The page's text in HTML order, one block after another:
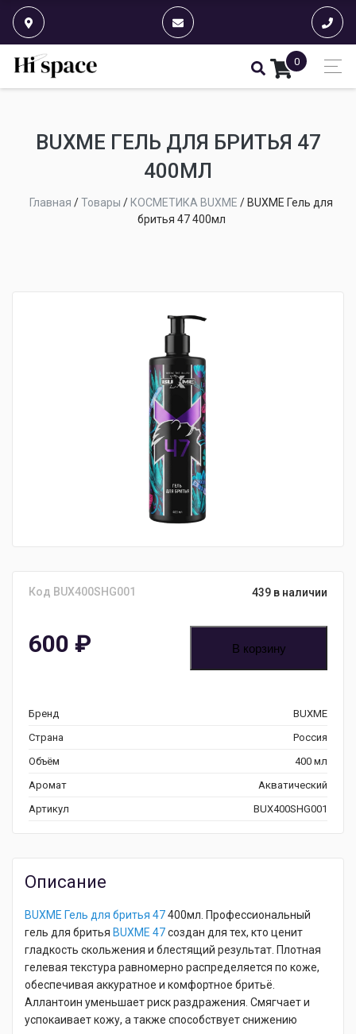
0
BUXME ГЕЛЬ ДЛЯ БРИТЬЯ 47
400МЛ
Главная /Товары / КОСМЕТИКА BUXME / BUXME Гель для
бритья 47 400мл
Код BUX400SHG001 439 в наличии
600 ₽ В корзину
Бренд
BUXME
Страна
Россия
Объём
400 мл
Аромат
Акватический
Артикул
BUX400SHG001
Описание
BUXME Гель для бритья 47400мл. Профессиональный
гель для бритья BUXME 47создан для тех, кто ценит
гладкость скольжения и блестящий результат. Плотная
гелевая текстура равномерно распределяется по коже,
обеспечивая аккуратное и комфортное бритьё.
Аллантоин уменьшает риск раздражения. Смягчает и
успокаивает кожу, а также способствует снижению